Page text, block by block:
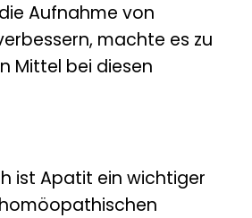
Aufnahme von
machte es zu
Mittel bei diesen
ist Apatit ein wichtiger